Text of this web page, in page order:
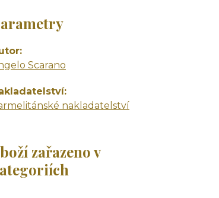
Scarano
nakladatelství
zařazeno v